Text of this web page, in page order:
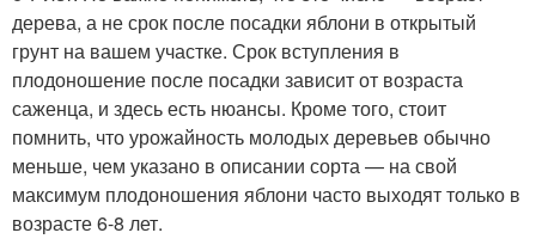
дерева, а не срок после посадки яблони в открытый
грунт на вашем участке. Срок вступления в
плодоношение после посадки зависит от возраста
саженца, и здесь есть нюансы. Кроме того, стоит
помнить, что урожайность молодых деревьев обычно
меньше, чем указано в описании сорта — на свой
максимум плодоношения яблони часто выходят только в
возрасте 6-8 лет.